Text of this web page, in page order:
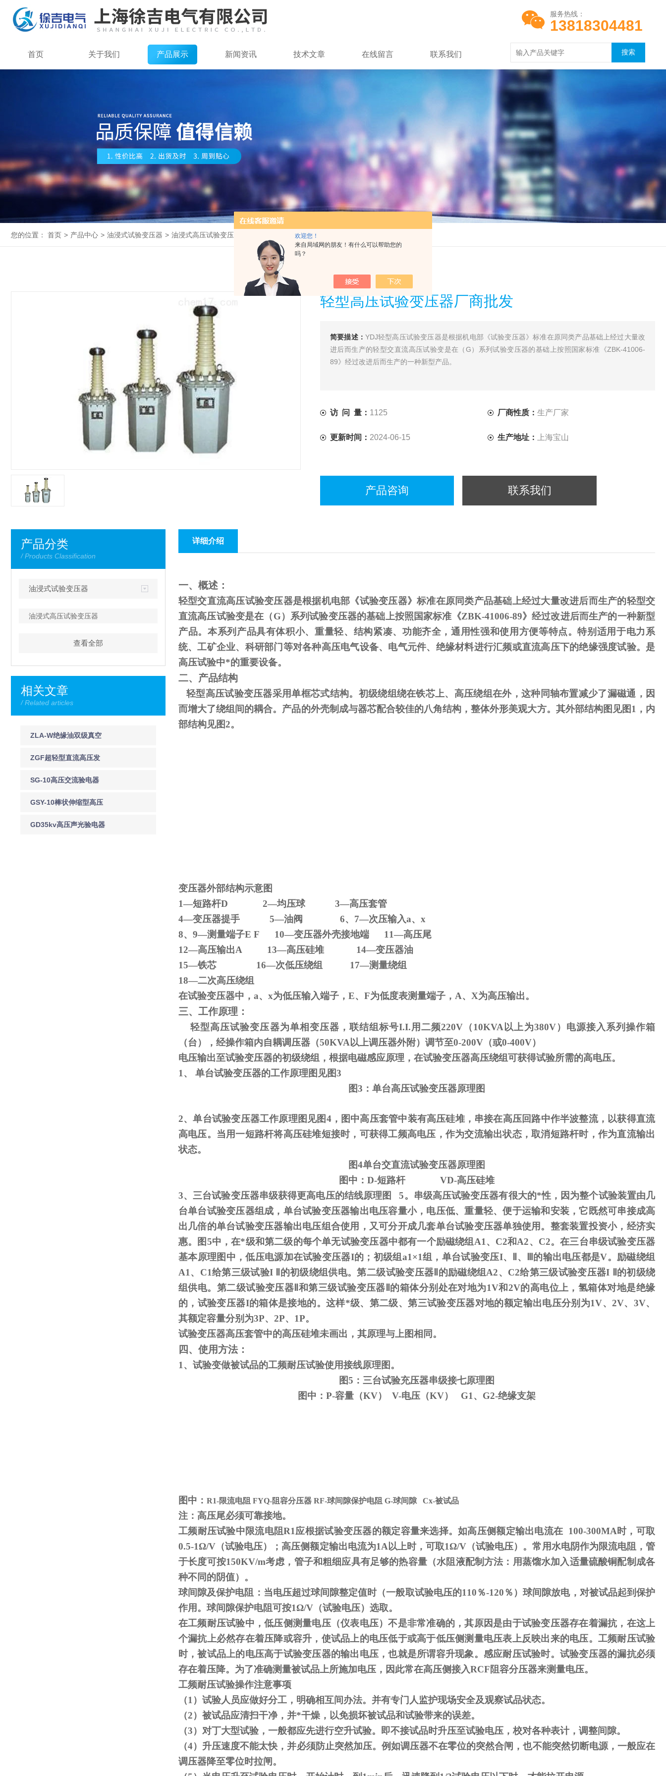
欢迎您！
来自局域网的朋友！有什么可以帮助您的
吗？
服务热线：
13818304481
首页 关于我们 产品展示 新闻资讯 技术文章 在线留言 联系我们
您的位置： 首页 > 产品中心 > 油浸式试验变压器 > 油浸式高压试验变压器 YDJ轻型高压试验变压器厂商批发
轻型高压试验变压器厂商批发
简要描述： YDJ轻型高压试验变压器是根据机电部《试验变压器》标准在原同类产品基础上经过大量改
进后而生产的轻型交直流高压试验变是在（G）系列试验变压器的基础上按照国家标准《ZBK-41006-
89》经过改进后而生产的一种新型产品。
访 问 量： 1125 厂商性质： 生产厂家
更新时间： 2024-06-15 生产地址： 上海宝山
产品咨询 联系我们
产品分类
/ Products Classification
油浸式试验变压器
油浸式高压试验变压器
查看全部
相关文章
/ Related articles
ZLA-W绝缘油双级真空
滤油机
ZGF超轻型直流高压发
生器技术规格
SG-10高压交流验电器
SG-35高压交流声光验
GSY-10棒状伸缩型高压
验电器GSY语言交流验
GD35kv高压声光验电器
详细介绍
一、概述：
轻型交直流高压试验变压器是根据机电部《试验变压器》标准在原同类产品基础上经过大量改进后而生产的轻型交
直流高压试验变是在（G）系列试验变压器的基础上按照国家标准《ZBK-41006-89》经过改进后而生产的一种新型
产品。本系列产品具有体积小、重量轻、结构紧凑、功能齐全，通用性强和使用方便等特点。特别适用于电力系
统、工矿企业、科研部门等对各种高压电气设备、电气元件、绝缘材料进行汇频或直流高压下的绝缘强度试验。是
高压试验中*的重要设备。
二、产品结构
轻型高压试验变压器采用单框芯式结构。初级绕组绕在铁芯上、高压绕组在外，这种同轴布置减少了漏磁通，因
而增大了绕组间的耦合。产品的外壳制成与器芯配合较佳的八角结构，整体外形美观大方。其外部结构图见图1 ，内
部结构见图2。
变压器外部结构示意图
1—短路杆D 2—均压球 3—高压套管
4—变压器提手 5—油阀 6、 7—次压输入a、 x
8、 9—测量端子E F 10—变压器外壳接地端 11—高压尾
12—高压输出A 13—高压硅堆 14—变压器油
15—铁芯 16—次低压绕组 17—测量绕组
18—二次高压绕组
在试验变压器中， a、 x为低压输入端子， E、 F为低度表测量端子， A、 X为高压输出。
三、工作原理：
轻型高压试验变压器为单相变压器，联结组标号I.I.用二频220V （10KVA 以上为380V）电源接入系列操作箱
（台），经操作箱内自耦调压器（50KVA 以上调压器外附）调节至0-200V （或0-400V）
电压输出至试验变压器的初级绕组，根据电磁感应原理，在试验变压器高压绕组可获得试验所需的高电压。
1、 单台试验变压器的工作原理图见图3
图3 ：单台高压试验变压器原理图
2、单台试验变压器工作原理图见图4 ，图中高压套管中装有高压硅堆，串接在高压回路中作半波整流，以获得直流
高电压。当用一短路杆将高压硅堆短接时，可获得工频高电压，作为交流输出状态，取消短路杆时，作为直流输出
状态。
图4单台交直流试验变压器原理图
图中： D-短路杆 VD-高压硅堆
3、三台试验变压器串级获得更高电压的结线原理图5。串级高压试验变压器有很大的*性，因为整个试验装置由几
台单台试验变压器组成，单台试验变压器输出电压容量小，电压低、重量轻、便于运输和安装，它既然可串接成高
出几倍的单台试验变压器输出电压组合使用，又可分开成几套单台试验变压器单独使用。整套装置投资小，经济实
惠。图5中，在*级和第二级的每个单无试验变压器中都有一个励磁绕组 A1 、 C2和A2、 C2。在三台串级试验变压器
基本原理图中，低压电源加在试验变压器I的；初级组 a1×1组，单台试验变压I、 、 的输出电压都是V。励磁绕组
A1 、 C1给第三级试验I
Ⅱ的初级绕组供电。第二级试验变压器Ⅱ的励磁绕组A2、C2给第三级试验变压器I Ⅱ的初级绕
组供电。第二级试验变压器Ⅱ和第三级试验变压器Ⅱ的箱体分别处在对地为1V和2V的高电位上，氢箱体对地是绝缘
的，试验变压器I的箱体是接地的。这样*级、第二级、第三试验变压器对地的额定输出电压分别为1V、2V、3V、
其额定容量分别为3P、2P、1P。
试验变压器高压套管中的高压硅堆未画出，其原理与上图相同。
四、使用方法：
1、试验变做被试品的工频耐压试验使用接线原理图。
图5：三台试验充压器串级接七原理图
图中：P-容量（KV） V-电压（KV） G1、G2-绝缘支架
图中： R1-限流电阻 FYQ-阻容分压器 RF-球间隙保护电阻 G-球间隙 Cx-被试品
注：高压尾必须可靠接地。
工频耐压试验中限流电阻R1应根据试验变压器的额定容量来选择。如高压侧额定输出电流在 100-300MA时，可取
0.5-1Ω/V（试验电压）；高压侧额定输出电流为1A 以上时，可取1Ω/V（试验电压）。常用水电阴作为限流电阻，管
于长度可按150KV/m考虑，管子和粗细应具有足够的热容量（水阻液配制方法：用蒸馏水加入适量硫酸铜配制成各
种不同的阴值）。
球间隙及保护电阻：当电压超过球间隙整定值时（一般取试验电压的110％-120％）球间隙放电，对被试品起到保护
作用。球间隙保护电阻可按1Ω/V（试验电压）选取。
在工频耐压试验中，低压侧测量电压（仪表电压）不是非常准确的，其原因是由于试验变压器存在着漏抗，在这上
个漏抗上必然存在着压降或容升，使试品上的电压低于或高于低压侧测量电压表上反映出来的电压。工频耐压试验
时，被试品上的电压高于试验变压器的输出电压，也就是所谓容升现象。感应耐压试验时。试验变压器的漏抗必须
存在着压降。为了准确测量被试品上所施加电压，因此常在高压侧接入RCF阻容分压器来测量电压。
工频耐压试验操作注意事项
（1 ）试验人员应做好分工，明确相互间办法。并有专门人监护现场安全及观察试品状态。
（2）被试品应清扫干净，并*干燥，以免损坏被试品和试验带来的误差。
（3）对丁大型试验，一般都应先进行空升试验。即不接试品时升压至试验电压，校对各种表计，调整间隙。
（4）升压速度不能太快，并必须防止突然加压。例如调压器不在零位的突然合闸，也不能突然切断电源，一般应在
调压器降至零位时拉闸。